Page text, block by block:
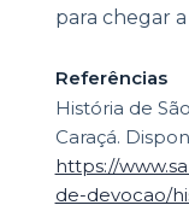
para chegar
Referências
História de
Caraçá.
https://
de-devocao/